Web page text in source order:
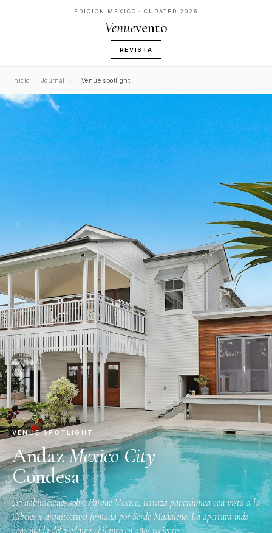
EDICIÓN MÉXICO · CURATED 2026
Venuevento
REVISTA
Inicio · Journal · Venue spotlight
VENUE SPOTLIGHT
AndazMexico City
Condesa
213 habitaciones sobre Parque México, terraza panorámica con vista a la
Cibeles y arquitectura firmada por Sordo Madaleno. La apertura más
comentada del wedding chilango en años recientes.